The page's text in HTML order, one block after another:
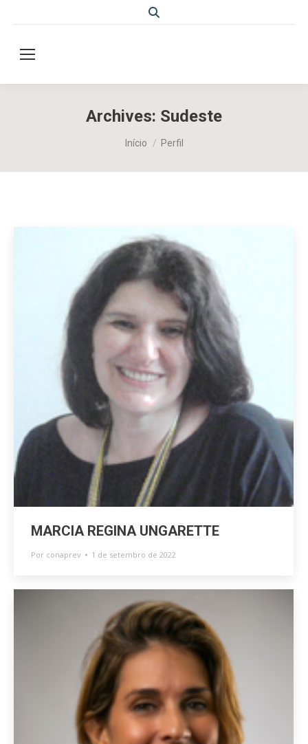
Search:
Archives: Sudeste
Início Perfil
MARCIA REGINA UNGARETTE
Por conaprev 1 de setembro de 2022